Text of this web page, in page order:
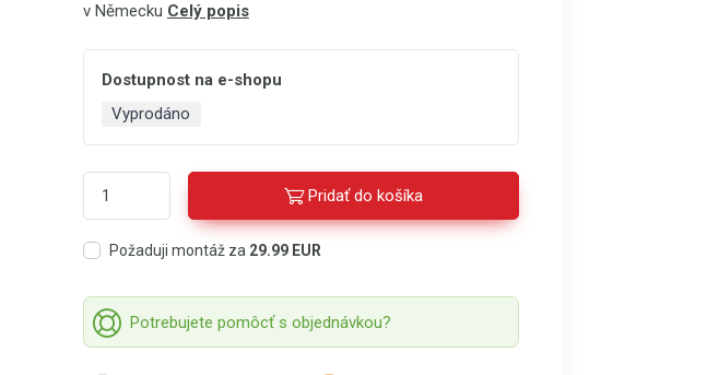
v Německu Celý popis
Dostupnost na e-shopu
Vyprodáno
Pridať do košíka
Požaduji montáž za 29.99 EUR
Potrebujete pomôcť s objednávkou?